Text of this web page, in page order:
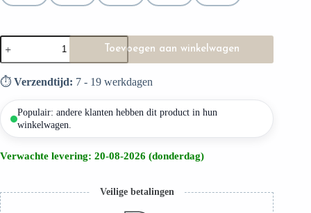
Toevoegen aan winkelwagen
⏱️ Verzendtijd: 7 - 19 werkdagen
Populair: andere klanten hebben dit product in hun
winkelwagen.
Verwachte levering: 20-08-2026 (donderdag)
Veilige betalingen